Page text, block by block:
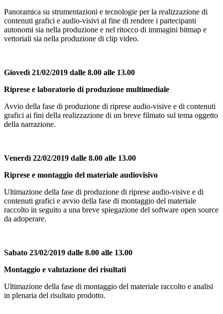
Panoramica su strumentazioni e tecnologie per la realizzazione di
contenuti grafici e audio-visivi al fine di rendere i partecipanti
autonomi sia nella produzione e nel ritocco di immagini bitmap e
vettoriali sia nella produzione di clip video.
Giovedì 21/02/2019 dalle 8.00 alle 13.00
Riprese e laboratorio di produzione multimediale
Avvio della fase di produzione di riprese audio-visive e di contenuti
grafici ai fini della realizzazione di un breve filmato sul tema oggetto
della narrazione.
Venerdì 22/02/2019 dalle 8.00 alle 13.00
Riprese e montaggio del materiale audiovisivo
Ultimazione della fase di produzione di riprese audio-visive e di
contenuti grafici e avvio della fase di montaggio del materiale
raccolto in seguito a una breve spiegazione del software open source
da adoperare.
Sabato 23/02/2019 dalle 8.00 alle 13.00
Montaggio e valutazione dei risultati
Ultimazione della fase di montaggio del materiale raccolto e analisi
in plenaria del risultato prodotto.